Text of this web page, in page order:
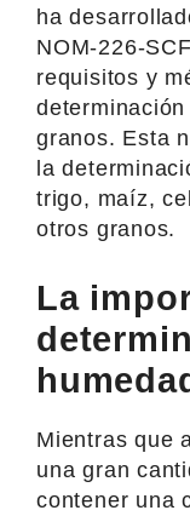
ha
NOM-226-
requisitos y
granos. Esta
la
trigo, maíz,
otros granos.
La
Mientras que
una gran
contener una